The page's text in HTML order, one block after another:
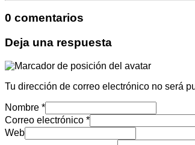
0 comentarios
Deja una respuesta
Tu dirección de correo electrónico no será
Nombre *
Correo electrónico *
Web